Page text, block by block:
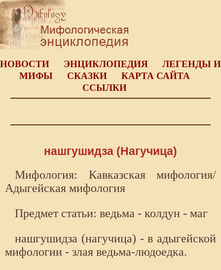
НОВОСТИ ЭНЦИКЛОПЕДИЯ
ЛЕГЕНДЫ И
МИФЫ
СКАЗКИ
КАРТА САЙТА
ССЫЛКИ
нашгушидза (Нагучица)
Мифология: Кавказская мифология/
Адыгейская мифология
Предмет статьи: ведьма - колдун - маг
нашгушидза (нагучица) - в адыгейской
мифологии - злая ведьма-людоедка.